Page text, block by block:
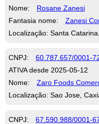
Nome:
Rosane Zanesi
Fantasia nome:
Zanesi
Localização: Santa
CNPJ: 60.787.657/0001-
ATIVA desde 2025-05-12
Nome:
Zaro Foods
Localização: Sao Jose,
CNPJ: 67.590.988/0001-